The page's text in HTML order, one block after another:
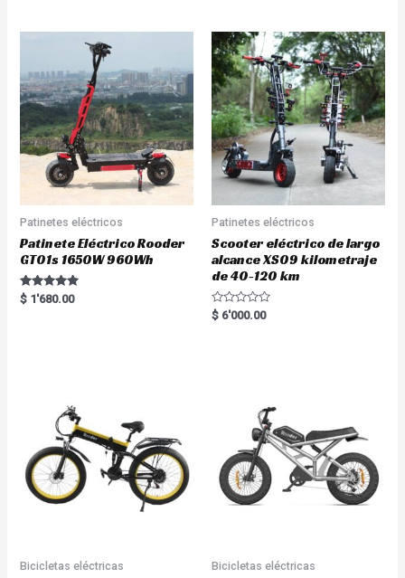
Patinetes eléctricos
Patinete Eléctrico Rooder
GT01s 1650W 960Wh
Rated
5.00
$ 1'680.00
Patinetes eléctricos
Scooter eléctrico de largo
alcance XS09 kilometraje
de 40-120 km
R
a
$ 6'000.00
Bicicletas eléctricas Bicicletas eléctricas